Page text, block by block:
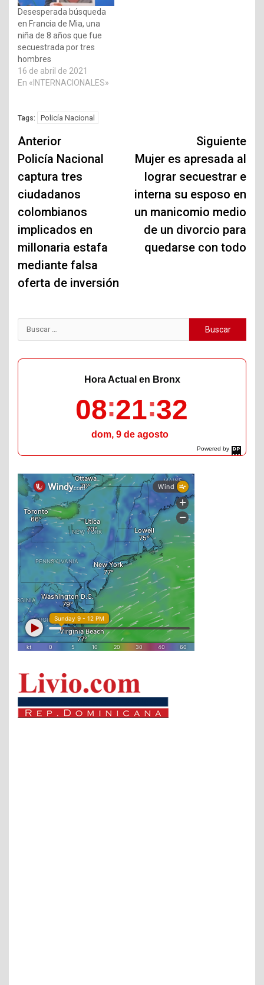
Desesperada búsqueda
en Francia de Mia, una
niña de 8 años que fue
secuestrada por tres
hombres
16 de abril de 2021
En «INTERNACIONALES»
Tags: Policía Nacional
Navegación
de
entradas
Anterior
Policía Nacional
captura tres
ciudadanos
colombianos
implicados en
millonaria estafa
mediante falsa
oferta de inversión
Siguiente
Mujer es apresada al
lograr secuestrar e
interna su esposo en
un manicomio medio
de un divorcio para
quedarse con todo
Buscar:
Powered by
DaysPedia.com
Hora Actual en Bronx
08 21 33
dom, 9 de agosto